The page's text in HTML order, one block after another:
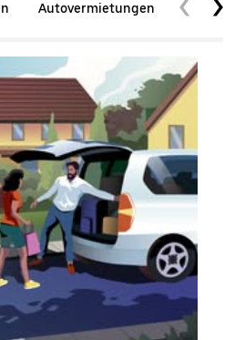
Autovermietungen